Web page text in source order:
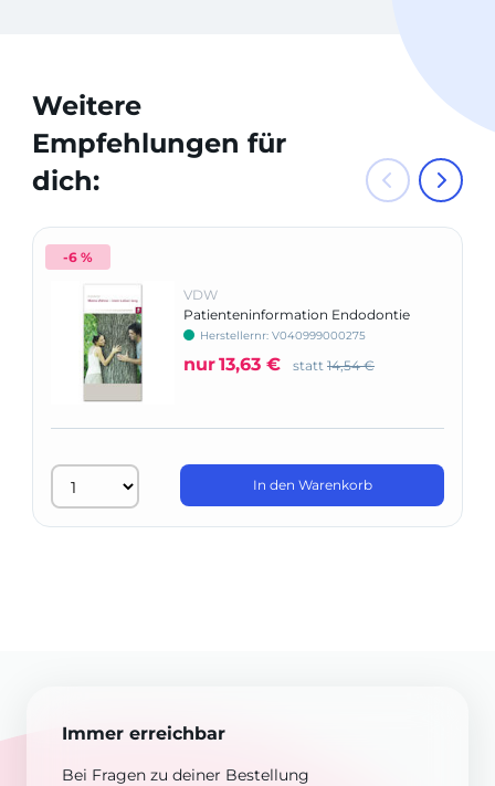
Weitere
Empfehlungen für
dich:
-6 %
VDW
Patienteninformation Endodontie
Herstellernr: V040999000275
nur13,63 € statt 14,54 €
In den Warenkorb
Immer erreichbar
Bei Fragen zu deiner Bestellung